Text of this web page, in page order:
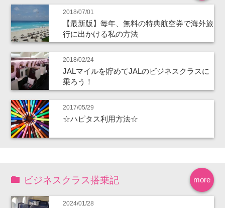
2018/07/01
【最新版】毎年、無料の特典航空券で海外旅
行に出かける私の方法
2018/02/24
JALマイルを貯めてJALのビジネスクラスに
乗ろう！
2017/05/29
☆ハピタス利用方法☆
more
ビジネスクラス搭乗記
2024/01/28